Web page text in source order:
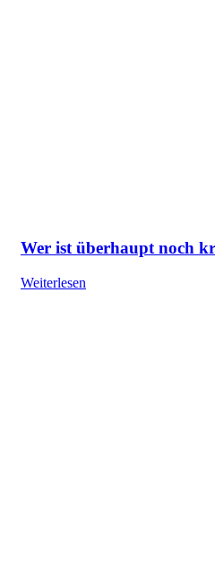
Wer ist überhaupt noch
Weiterlesen